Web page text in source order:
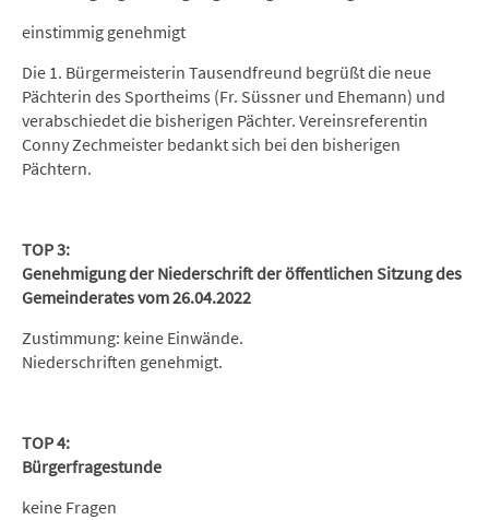
einstimmig genehmigt
Die 1. Bürgermeisterin Tausendfreund begrüßt die neue
Pächterin des Sportheims (Fr. Süssner und Ehemann) und
verabschiedet die bisherigen Pächter. Vereinsreferentin
Conny Zechmeister bedankt sich bei den bisherigen
Pächtern.
TOP 3:
Genehmigung der Niederschrift der öffentlichen Sitzung des
Gemeinderates vom 26.04.2022
Zustimmung: keine Einwände.
Niederschriften genehmigt.
TOP 4:
Bürgerfragestunde
keine Fragen